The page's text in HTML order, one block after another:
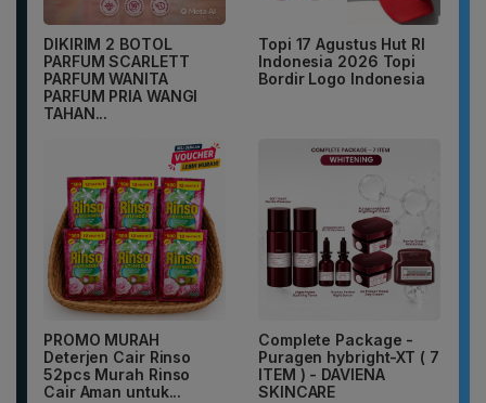
DIKIRIM 2 BOTOL
PARFUM SCARLETT
PARFUM WANITA
PARFUM PRIA WANGI
TAHAN...
Topi 17 Agustus Hut RI
Indonesia 2026 Topi
Bordir Logo Indonesia
PROMO MURAH
Deterjen Cair Rinso
52pcs Murah Rinso
Cair Aman untuk...
Complete Package -
Puragen hybright-XT ( 7
ITEM ) - DAVIENA
SKINCARE